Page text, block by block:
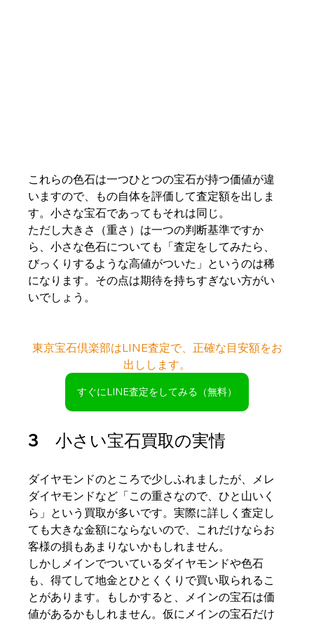
これらの色石は一つひとつの宝石が持つ価値が違
いますので、もの自体を評価して査定額を出しま
す。小さな宝石であってもそれは同じ。
ただし大きさ（重さ）は一つの判断基準ですか
ら、小さな色石についても「査定をしてみたら、
びっくりするような高値がついた」というのは稀
になります。その点は期待を持ちすぎない方がい
いでしょう。
東京宝石倶楽部はLINE査定で、正確な目安額をお
出しします。
すぐにLINE査定をしてみる（無料）
3　小さい宝石買取の実情
ダイヤモンドのところで少しふれましたが、メレ
ダイヤモンドなど「この重さなので、ひと山いく
ら」という買取が多いです。実際に詳しく査定し
ても大きな金額にならないので、これだけならお
客様の損もあまりないかもしれません。
しかしメインでついているダイヤモンドや色石
も、得てして地金とひとくくりで買い取られるこ
とがあります。もしかすると、メインの宝石は価
値があるかもしれません。仮にメインの宝石だけ